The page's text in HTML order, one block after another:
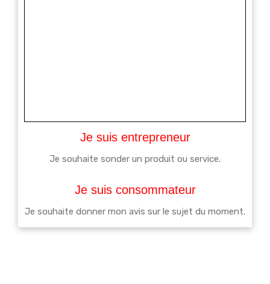
Je suis entrepreneur
Je souhaite sonder un produit ou service.
Je suis consommateur
Je souhaite donner mon avis sur le sujet du moment.